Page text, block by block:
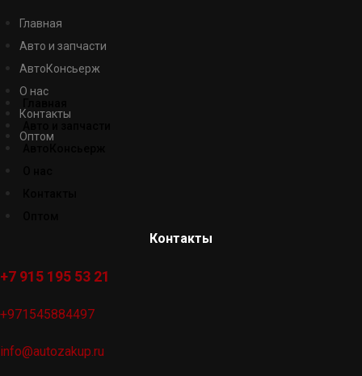
Главная
Авто и запчасти
АвтоКонсьерж
О нас
Контакты
Оптом
Контакты
+7 915 195 53 21
+971545884497
info@autozakup.ru